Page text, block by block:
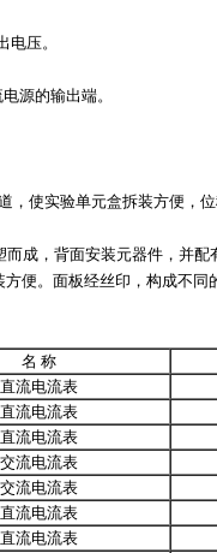
压。
交流电源的输出端。
使实验单元盒拆装方便，位
，背面安装元器件，并配
便。面板经丝印，构成不
名 称
直流电流表
直流电流表
直流电流表
交流电流表
交流电流表
直流电流表
直流电流表